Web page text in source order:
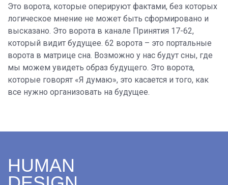
Это ворота, которые оперируют фактами, без которых
логическое мнение не может быть сформировано и
высказано. Это ворота в канале Принятия 17-62,
который видит будущее. 62 ворота – это портальные
ворота в матрице сна. Возможно у нас будут сны, где
мы можем увидеть образ будущего. Это ворота,
которые говорят «Я думаю», это касается и того, как
все нужно организовать на будущее.
HUMAN